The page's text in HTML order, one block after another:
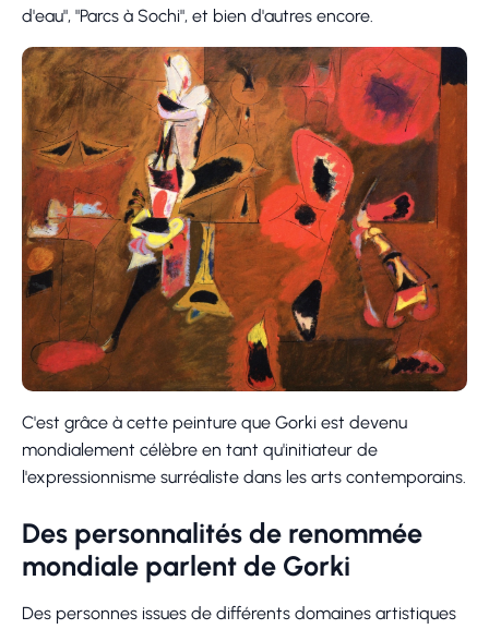
d'eau", "Parcs à Sochi", et bien d'autres encore.
C'est grâce à cette peinture que Gorki est devenu
mondialement célèbre en tant qu'initiateur de
l'expressionnisme surréaliste dans les arts contemporains.
Des personnalités de renommée
mondiale parlent de Gorki
Des personnes issues de différents domaines artistiques